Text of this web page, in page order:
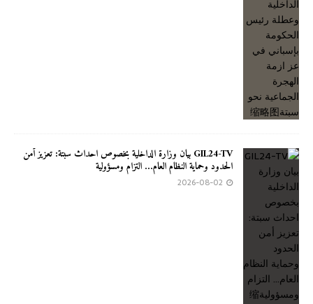
GIL24-TV بيان وزارة الداخلية بخصوص احداث سبتة: تعزيز أمن
الحدود وحماية النظام العام… التزام ومسؤولية
2026-08-02